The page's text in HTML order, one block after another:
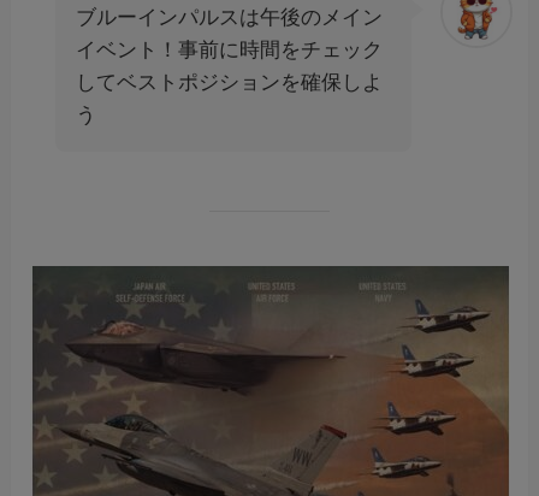
ブルーインパルスは午後のメイン
イベント！事前に時間をチェック
してベストポジションを確保しよ
う